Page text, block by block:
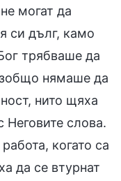
могат да
си дълг, камо
трябваше да
нямаше да
нито щяха
Неговите слова.
когато са
да се втурнат